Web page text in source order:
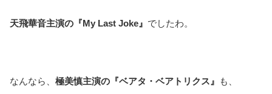
天飛華音主演の『My Last Joke』 でしたわ。
なんなら、 極美慎主演の『ベアタ・ベアトリクス』 も、